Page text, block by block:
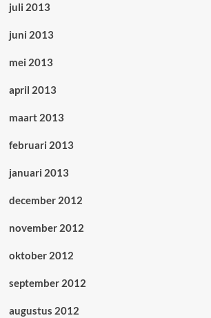
juli 2013
juni 2013
mei 2013
april 2013
maart 2013
februari 2013
januari 2013
december 2012
november 2012
oktober 2012
september 2012
augustus 2012